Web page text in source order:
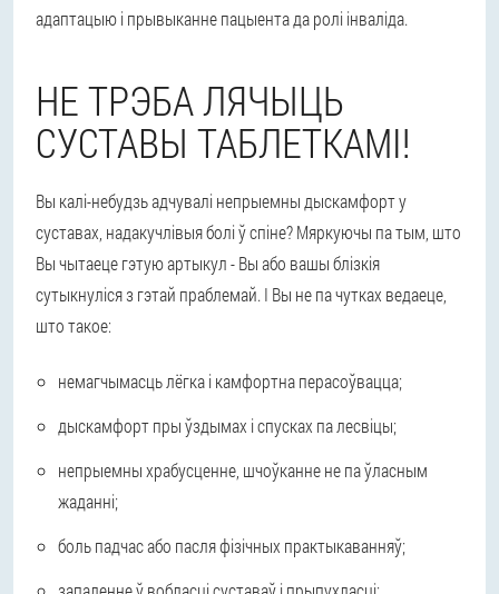
адаптацыю і прывыканне пацыента да ролі інваліда.
НЕ ТРЭБА ЛЯЧЫЦЬ
СУСТАВЫ ТАБЛЕТКАМІ!
Вы калі-небудзь адчувалі непрыемны дыскамфорт у
суставах, надакучлівыя болі ў спіне? Мяркуючы па тым, што
Вы чытаеце гэтую артыкул - Вы або вашы блізкія
сутыкнуліся з гэтай праблемай. І Вы не па чутках ведаеце,
што такое:
немагчымасць лёгка і камфортна перасоўвацца;
дыскамфорт пры ўздымах і спусках па лесвіцы;
непрыемны храбусценне, шчоўканне не па ўласным
жаданні;
боль падчас або пасля фізічных практыкаванняў;